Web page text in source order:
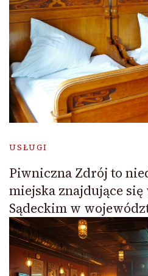
USŁUGI
Piwniczna Zdrój to
miejska znajdujące
Sądeckim w